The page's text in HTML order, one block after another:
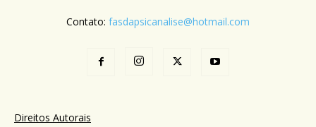
Contato: fasdapsicanalise@hotmail.com
Direitos Autorais